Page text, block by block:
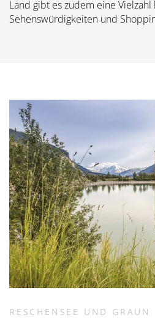
Land gibt es zudem eine
Sehenswürdigkeiten und
RESCHENSEE UND GRAUN